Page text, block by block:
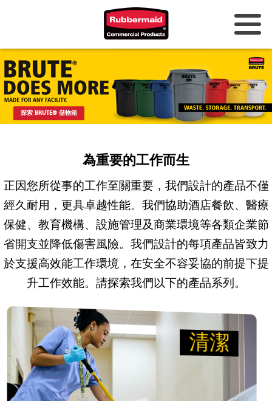
澳洲與紐西蘭
中國（CN）
香港
日本 (JP)
菲律賓
越南（VN）
泰國 (TH)
新加坡
馬來西亞
印尼
台灣（繁體中文）
探索 BRUTE® 儲物箱
為重要的工作而生
正因您所從事的工作至關重要，我們設計的產品不僅
經久耐用，更具卓越性能。我們協助酒店餐飲、醫療
保健、教育機構、設施管理及商業環境等各類企業節
省開支並降低傷害風險。我們設計的每項產品皆致力
於支援高效能工作環境，在安全不容妥協的前提下提
升工作效能。請探索我們以下的產品系列。
清潔
清潔
抹去 病菌，讓醫生可以